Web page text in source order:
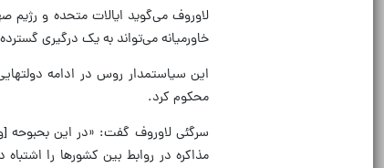
لاوروف می‌گوید ایالات متحده و
خاورمیانه می‌تواند به یک درگیری
این سیاستمدار روس در ادامه
محکوم کرد.
سرگئی لاوروف گفت: «در این بحبوحه
مذاکره در روابط بین کشورها را